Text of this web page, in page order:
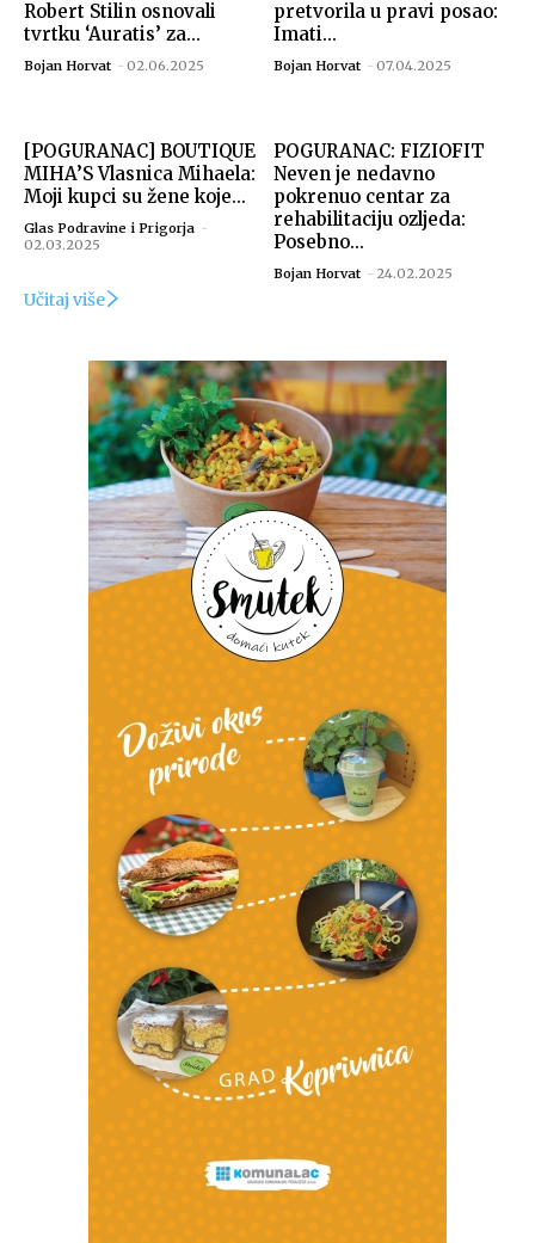
Robert Stilin osnovali
tvrtku ‘Auratis’ za...
Bojan Horvat - 02.06.2025
pretvorila u pravi posao:
Imati...
Bojan Horvat - 07.04.2025
[POGURANAC] BOUTIQUE
MIHA’S Vlasnica Mihaela:
Moji kupci su žene koje...
Glas Podravine i Prigorja -
02.03.2025
POGURANAC: FIZIOFIT
Neven je nedavno
pokrenuo centar za
rehabilitaciju ozljeda:
Posebno...
Bojan Horvat - 24.02.2025
Učitaj više